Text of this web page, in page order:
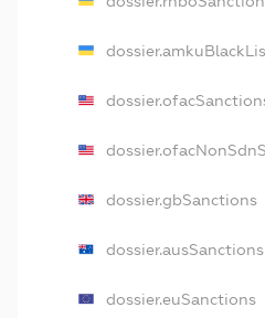
dossier.gbSanctions
dossier.ausSanctions
dossier.euSanctions